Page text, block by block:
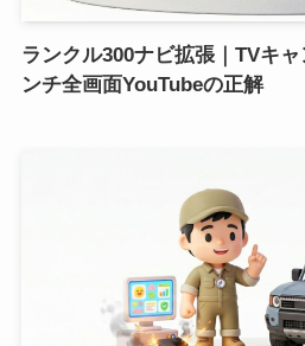
ランクル300ナビ拡張｜TVキ
ンチ全画面YouTubeの正解